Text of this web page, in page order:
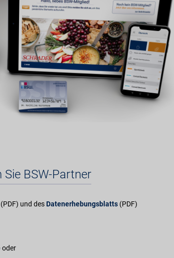
Sie BSW-Partner
(PDF) und des Datenerhebungsblatts (PDF)
oder